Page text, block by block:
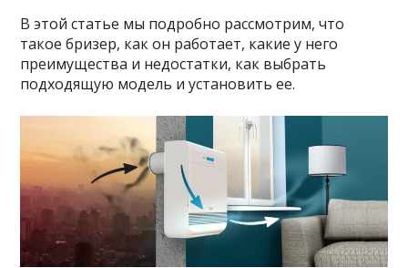
В этой статье мы подробно рассмотрим, что
такое бризер, как он работает, какие у него
преимущества и недостатки, как выбрать
подходящую модель и установить ее.